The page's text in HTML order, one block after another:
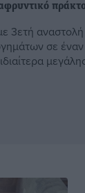
3ετή
σε